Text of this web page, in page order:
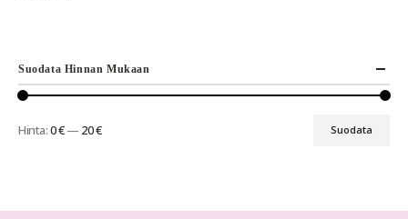
Suodata Hinnan Mukaan
Suodata
Hinta:0 €— 20 €